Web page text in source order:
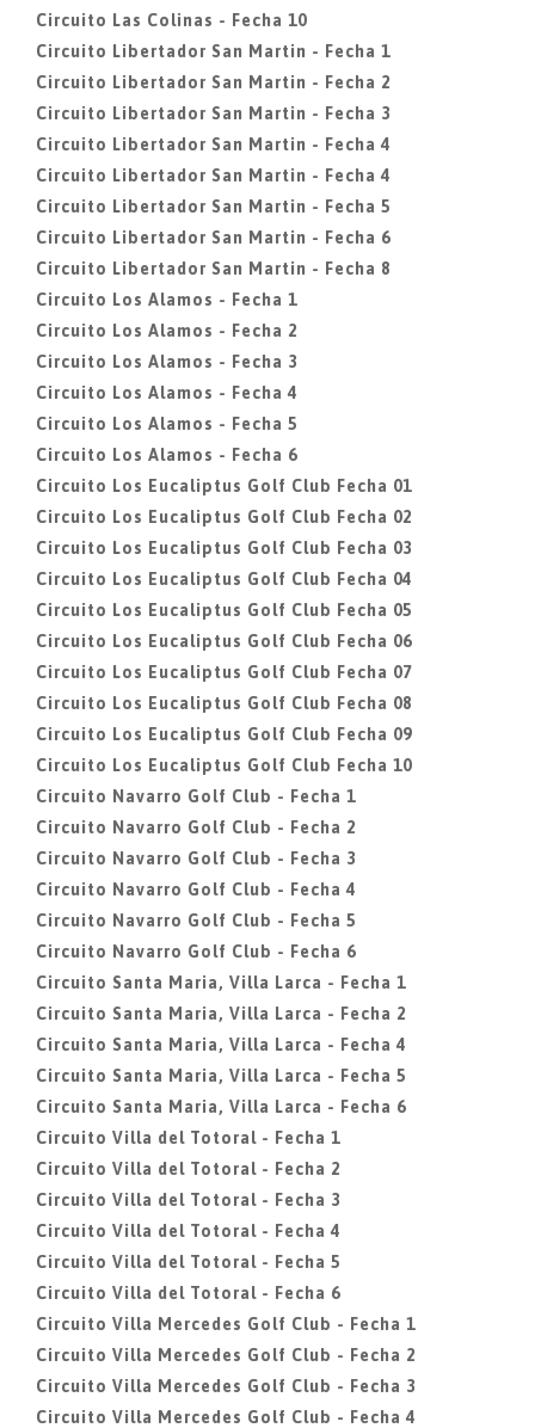
Circuito Las Colinas - Fecha 10
Circuito Libertador San Martin - Fecha 1
Circuito Libertador San Martin - Fecha 2
Circuito Libertador San Martin - Fecha 3
Circuito Libertador San Martin - Fecha 4
Circuito Libertador San Martin - Fecha 4
Circuito Libertador San Martin - Fecha 5
Circuito Libertador San Martin - Fecha 6
Circuito Libertador San Martin - Fecha 8
Circuito Los Alamos - Fecha 1
Circuito Los Alamos - Fecha 2
Circuito Los Alamos - Fecha 3
Circuito Los Alamos - Fecha 4
Circuito Los Alamos - Fecha 5
Circuito Los Alamos - Fecha 6
Circuito Los Eucaliptus Golf Club Fecha 01
Circuito Los Eucaliptus Golf Club Fecha 02
Circuito Los Eucaliptus Golf Club Fecha 03
Circuito Los Eucaliptus Golf Club Fecha 04
Circuito Los Eucaliptus Golf Club Fecha 05
Circuito Los Eucaliptus Golf Club Fecha 06
Circuito Los Eucaliptus Golf Club Fecha 07
Circuito Los Eucaliptus Golf Club Fecha 08
Circuito Los Eucaliptus Golf Club Fecha 09
Circuito Los Eucaliptus Golf Club Fecha 10
Circuito Navarro Golf Club - Fecha 1
Circuito Navarro Golf Club - Fecha 2
Circuito Navarro Golf Club - Fecha 3
Circuito Navarro Golf Club - Fecha 4
Circuito Navarro Golf Club - Fecha 5
Circuito Navarro Golf Club - Fecha 6
Circuito Santa Maria, Villa Larca - Fecha 1
Circuito Santa Maria, Villa Larca - Fecha 2
Circuito Santa Maria, Villa Larca - Fecha 4
Circuito Santa Maria, Villa Larca - Fecha 5
Circuito Santa Maria, Villa Larca - Fecha 6
Circuito Villa del Totoral - Fecha 1
Circuito Villa del Totoral - Fecha 2
Circuito Villa del Totoral - Fecha 3
Circuito Villa del Totoral - Fecha 4
Circuito Villa del Totoral - Fecha 5
Circuito Villa del Totoral - Fecha 6
Circuito Villa Mercedes Golf Club - Fecha 1
Circuito Villa Mercedes Golf Club - Fecha 2
Circuito Villa Mercedes Golf Club - Fecha 3
Circuito Villa Mercedes Golf Club - Fecha 4